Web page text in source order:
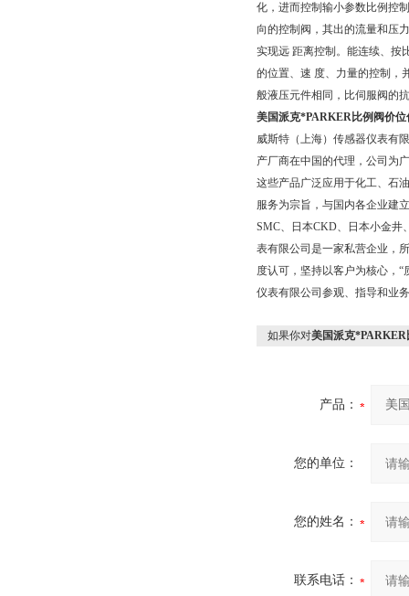
化，进而控制输小参数比例控
向的控制阀，其出的流量和压
实现远 距离控制。能连续、
的位置、速 度、力量的控制，
般液压元件相同，比伺服阀的
美国派克*PARKER比例阀价位
威斯特（上海）传感器仪表有
产厂商在中国的代理，公司为
这些产品广泛应用于化工、石
服务为宗旨，与国内各企业建
SMC、日本CKD、日本小金井
表有限公司是一家私营企业，
度认可，坚持以客户为核心，
仪表有限公司参观、指导和业
如果你对美国派克*PARKER
产品：
您的单位：
您的姓名：
联系电话：